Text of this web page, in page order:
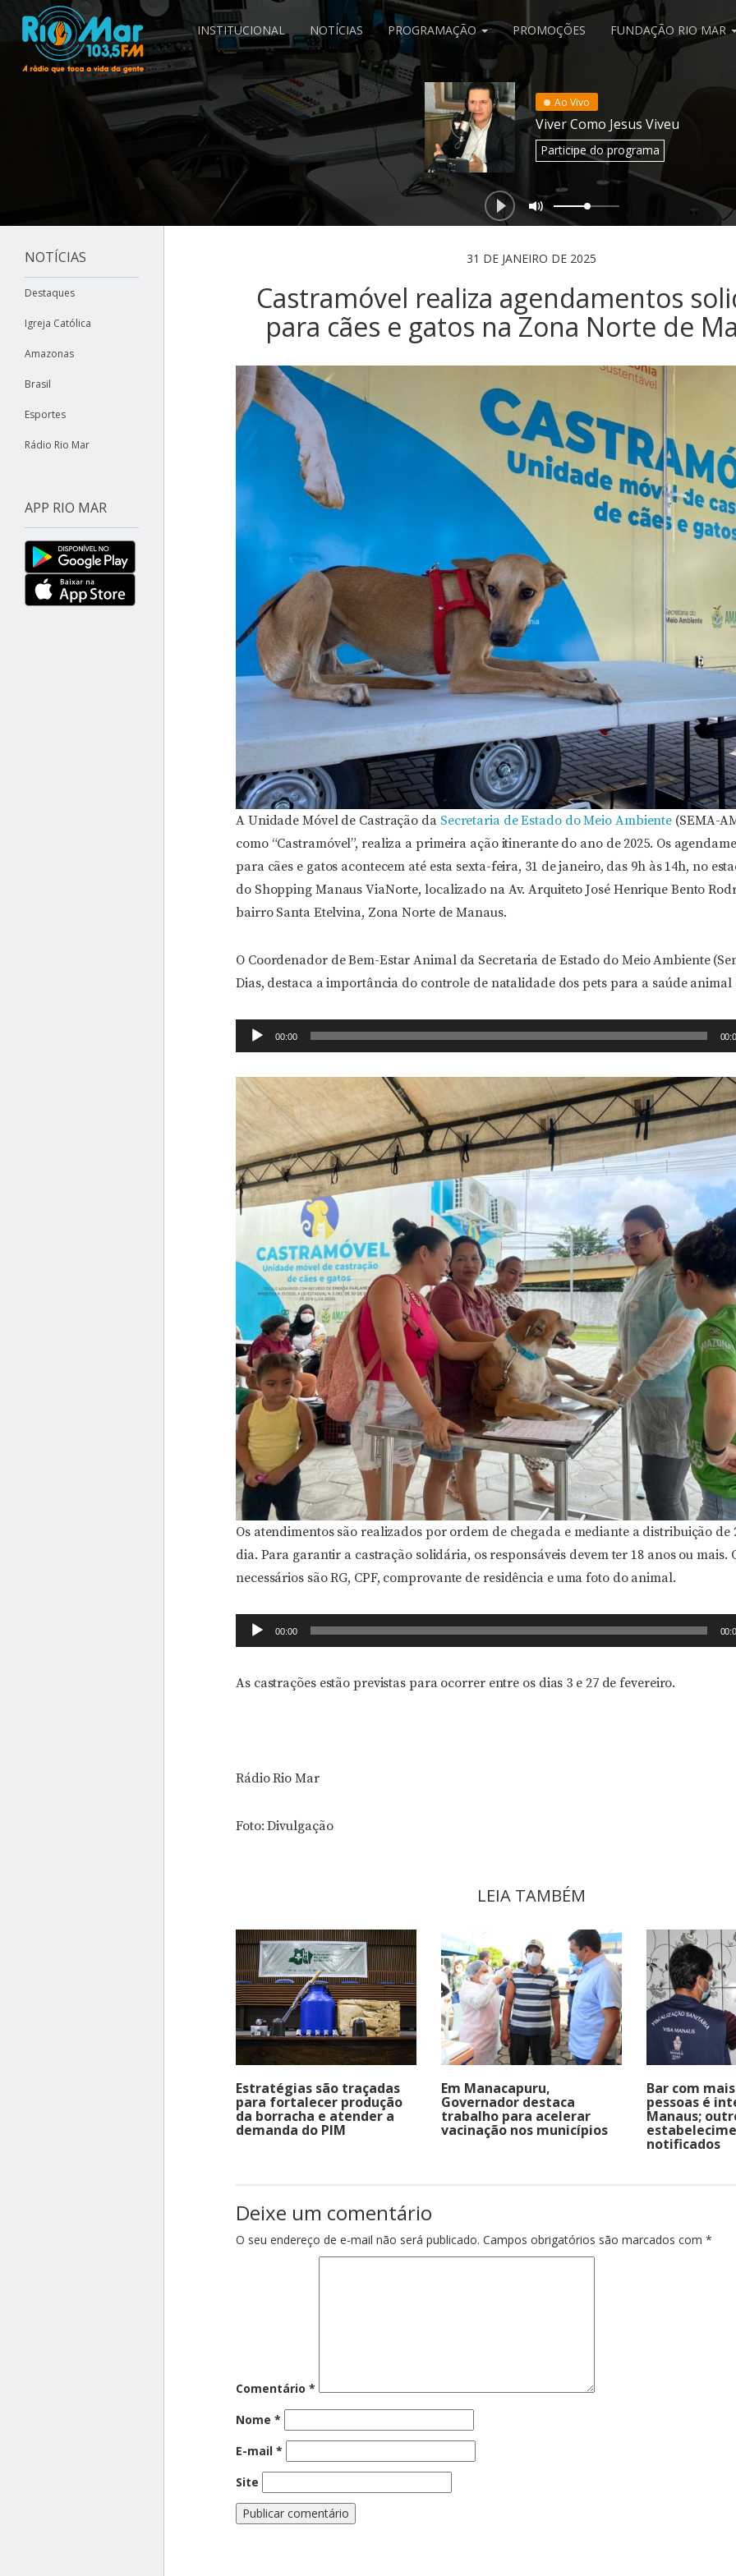
INSTITUCIONAL NOTÍCIAS PROGRAMAÇÃO PROMOÇÕES FUNDAÇÃO RIO MAR
Ao Vivo
Viver Como Jesus Viveu
Participedo programa
NOTÍCIAS
Destaques
Igreja Católica
Amazonas
Brasil
Esportes
Rádio Rio Mar
APP RIO MAR
31 DE JANEIRO DE 2025
Castramóvel realiza agendamentos
para cães e gatos na Zona Norte de
A Unidade Móvel de Castração da Secretaria de Estado do Meio Ambiente (SEMA-
como “Castramóvel”, realiza a primeira ação itinerante do ano de 2025. Os
para cães e gatos acontecem até esta sexta-feira, 31 de janeiro, das 9h às 14h, no
do Shopping Manaus ViaNorte, localizado na Av. Arquiteto José Henrique Bento
bairro Santa Etelvina, Zona Norte de Manaus.
O Coordenador de Bem-Estar Animal da Secretaria de Estado do Meio Ambiente
Dias, destaca a importância do controle de natalidade dos pets para a saúde animal
Tocador
de
áudio
00:00
Os atendimentos são realizados por ordem de chegada e mediante a distribuição de
dia. Para garantir a castração solidária, os responsáveis devem ter 18 anos ou mais.
necessários são RG, CPF, comprovante de residência e uma foto do animal.
Tocador
de
00:00
As castrações estão previstas para ocorrer entre os dias 3 e 27 de fevereiro.
Rádio Rio Mar
Foto: Divulgação
LEIA TAMBÉM
Estratégias são traçadas
para fortalecer produção
da borracha e atender a
demanda do PIM
Em Manacapuru,
Governador destaca
trabalho para acelerar
vacinação nos municípios
Bar com
pessoas é
Manaus;
notificados
Deixe um comentário
O seu endereço de e-mail não será publicado. Campos obrigatórios são marcados com *
Comentário *
Nome *
E-mail *
Site